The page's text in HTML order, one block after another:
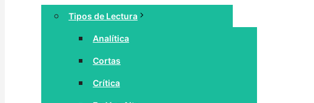
Tipos de Lectura
Analítica
Cortas
Crítica